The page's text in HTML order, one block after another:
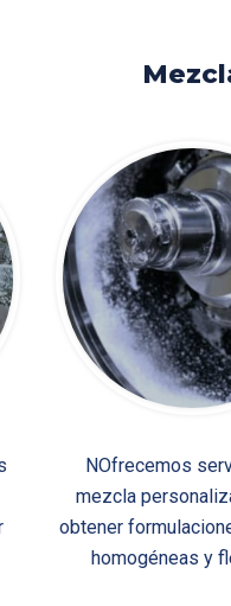
NOfrecemos
mezcla
obtener
homogéneas y